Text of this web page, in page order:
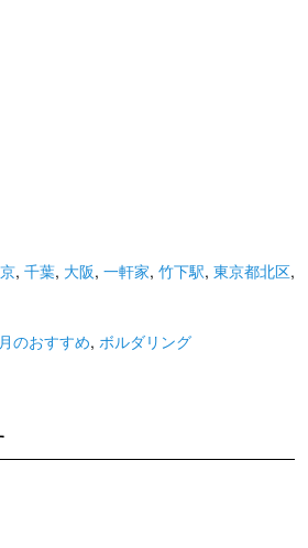
, 千葉, 大阪, 一軒家, 竹下駅, 東京都北区,
のおすすめ, ボルダリング